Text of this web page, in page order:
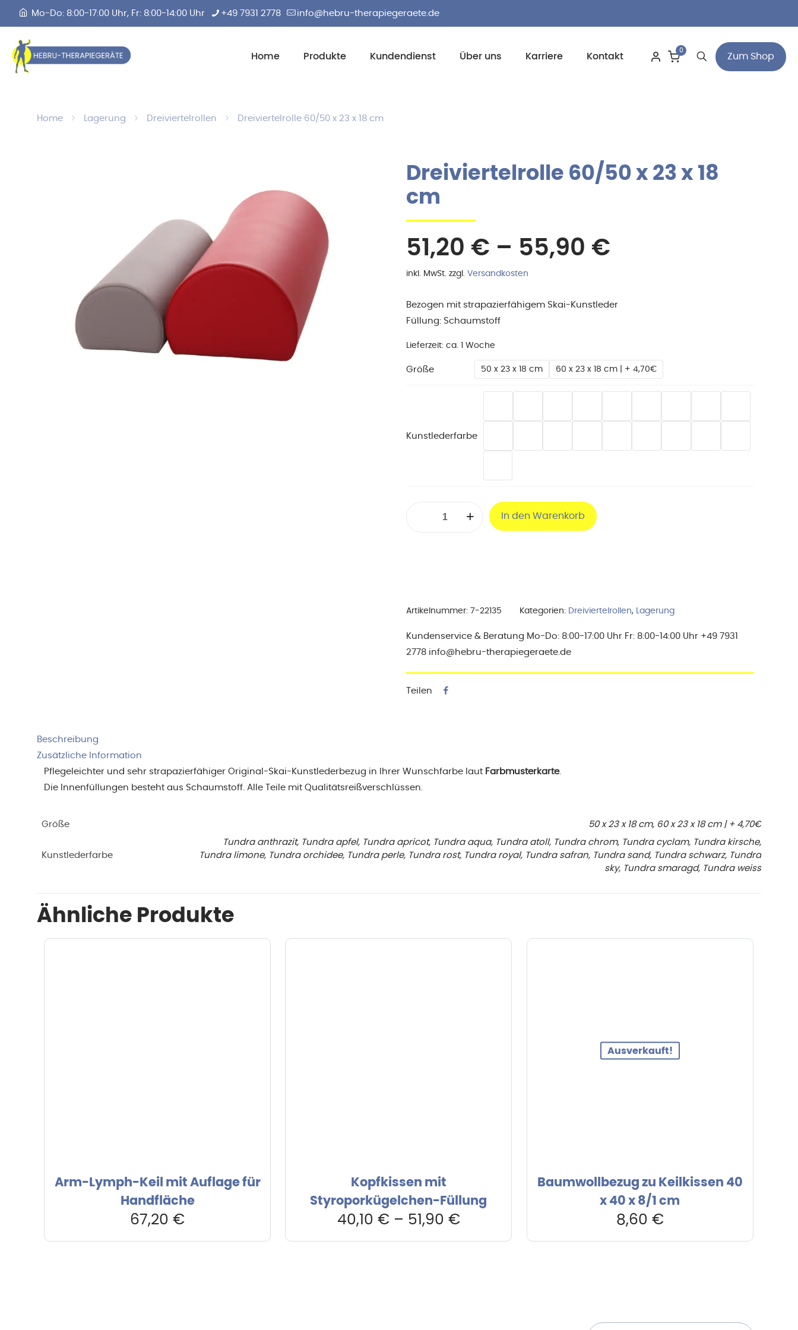
Mo-Do: 8:00-17:00 Uhr, Fr: 8:00-14:00 Uhr +49 7931 2778 info@hebru-therapiegeraete.de
Home Produkte Kundendienst Über uns Karriere Kontakt
0
Zum Shop
Home Lagerung Dreiviertelrollen Dreiviertelrolle 60/50 x 23 x 18 cm
Dreiviertelrolle 60/50 x 23 x 18
cm
51,20 € – 55,90 €
inkl. MwSt. zzgl. Versandkosten
Bezogen mit strapazierfähigem Skai-Kunstleder
Füllung: Schaumstoff
Lieferzeit: ca. 1 Woche
Größe 50 x 23 x 18 cm 60 x 23 x 18 cm | + 4,70€
Kunstlederfarbe
cm
In den Warenkorb
Artikelnummer: 7-22135 Kategorien: Dreiviertelrollen, Lagerung
Kundenservice & Beratung Mo-Do: 8:00-17:00 Uhr Fr: 8:00-14:00 Uhr +49 7931
2778 info@hebru-therapiegeraete.de
Teilen
Beschreibung
Zusätzliche Information
Pflegeleichter und sehr strapazierfähiger Original-Skai-Kunstlederbezug in Ihrer Wunschfarbe laut Farbmusterkarte.
Die Innenfüllungen besteht aus Schaumstoff. Alle Teile mit Qualitätsreißverschlüssen.
Größe 50 x 23 x 18 cm, 60 x 23 x 18 cm | + 4,70€
Kunstlederfarbe
Tundra anthrazit, Tundra apfel, Tundra apricot, Tundra aqua, Tundra atoll, Tundra chrom, Tundra cyclam, Tundra kirsche,
Tundra limone, Tundra orchidee, Tundra perle, Tundra rost, Tundra royal, Tundra safran, Tundra sand, Tundra schwarz, Tundra
sky, Tundra smaragd, Tundra weiss
Ähnliche Produkte
Arm-Lymph-Keil mit Auflage für
Handfläche
67,20€
Kopfkissen mit
Styroporkügelchen-Füllung
40,10 €– 51,90 €
Ausverkauft!
Baumwollbezug zu Keilkissen 40
x 40 x 8/1 cm
8,60 €